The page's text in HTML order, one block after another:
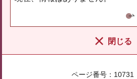
閉じる
ページ番号：10731